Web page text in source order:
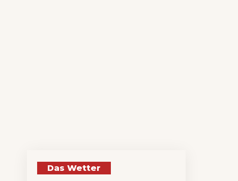
Das Wetter